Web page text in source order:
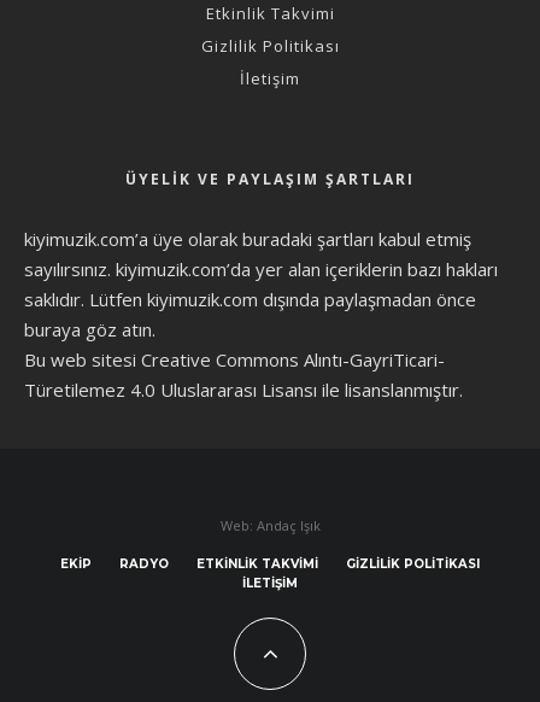
Etkinlik Takvimi
Gizlilik Politikası
İletişim
ÜYELIK VE PAYLAŞIM ŞARTLARI
kiyimuzik.com’a üye olarak buradaki şartları kabul etmiş
sayılırsınız. kiyimuzik.com’da yer alan içeriklerin bazı hakları
saklıdır. Lütfen kiyimuzik.com dışında paylaşmadan önce
buraya göz atın.
Bu web sitesi Creative Commons Alıntı-GayriTicari-
Türetilemez 4.0 Uluslararası Lisansı ile lisanslanmıştır.
Web: Andaç Işık
EKIP RADYO ETKINLIK TAKVIMI
GIZLILIK POLITIKASI
İLETIŞIM